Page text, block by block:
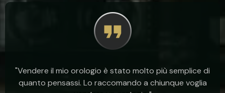
"Vendere il mio orologio è stato molto più semplice di
quanto pensassi. Lo raccomando a chiunque voglia